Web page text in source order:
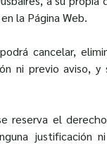
la Página Web.
cancelar,
ni previo aviso,
reserva el
justificación